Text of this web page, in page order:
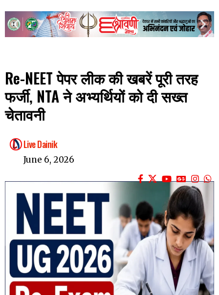
Re-NEET पेपर लीक की खबरें पूरी तरह
फर्जी, NTA ने अभ्यर्थियों को दी सख्त
चेतावनी
Live Dainik
June 6, 2026